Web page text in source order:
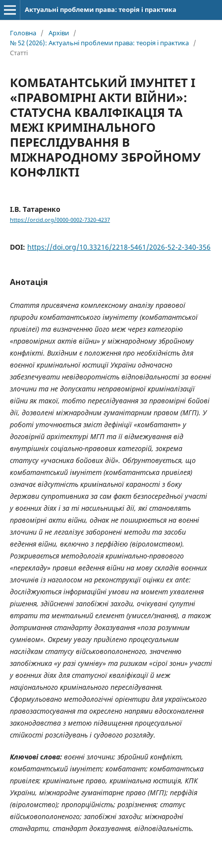
Актуальні проблеми права: теорія і практика
Головна / Архіви /
№ 52 (2026): Актуальні проблеми права: теорія і практика /
Статті
КОМБАТАНТСЬКИЙ ІМУНІТЕТ І
«ПРАВОМІРНІ АКТИ ВІЙНИ»:
СТАТУСНА КВАЛІФІКАЦІЯ ТА
МЕЖІ КРИМІНАЛЬНОГО
ПЕРЕСЛІДУВАННЯ В
МІЖНАРОДНОМУ ЗБРОЙНОМУ
КОНФЛІКТІ
І.В. Татаренко
https://orcid.org/0000-0002-7320-4237
DOI: https://doi.org/10.33216/2218-5461/2026-52-2-340-356
Анотація
Стаття присвячена комплексному аналізу правової
природи комбатантського імунітету (комбатантської
привілеї) та визначенню його меж через категорію
«правомірних актів війни» у міжнародному збройному
конфлікті. Вихідним є положення про необхідність для
воєнної кримінальної юстиції України одночасно
забезпечувати невідворотність відповідальності за воєнні
злочини та не допускати неправомірної криміналізації
війни як такої, тобто переслідування за правомірні бойові
дії, дозволені міжнародним гуманітарним правом (МГП). У
роботі уточнюється зміст дефініції «комбатант» у
договірній архітектурі МГП та її відмежування від
внутрішніх соціально-правових категорій, зокрема
статусу «учасника бойових дій». Обґрунтовується, що
комбатантський імунітет (комбатантська привілея)
означає відсутність кримінальної караності з боку
держави супротивника за сам факт безпосередньої участі
у воєнних діях і за ті насильницькі дії, які становлять
правомірні акти війни, однак не поширюється на воєнні
злочини й не легалізує заборонені методи та засоби
ведення війни, включно з перфідією (віроломством).
Розкривається методологія кримінально-правового
«перекладу» правил ведення війни на мову складів воєнних
злочинів із наголосом на реконструкції оцінки ex ante:
досліджуються інформаційні умови на момент ухвалення
рішення, здійсненні запобіжні заходи, очікувані супутні
втрати та ментальний елемент (умисел/знання), а також
дотримання стандарту доказування «поза розумним
сумнівом». Окрему увагу приділено процесуальним
наслідкам статусу військовополоненого, значенню
запобіжника «у разі сумніву» та ризикам «сірої зони» участі
у воєнних діях для статусної кваліфікації й меж
національного кримінального переслідування.
Сформульовано методологічні орієнтири для українського
правозастосування та окреслено напрями вдосконалення
законодавства з метою підвищення процесуальної
стійкості розслідувань і судового розгляду.
Ключові слова: воєнні злочини; збройний конфлікт,
комбатантський імунітет; комбатант; комбатантська
привілея; кримінальне право, кримінальна юстиція, КПК
України, міжнародне гуманітарне право (МГП); перфідія
(віроломство); пропорційність; розрізнення; статус
військовополоненого; запобіжні заходи; міжнародні
стандарти, стандарт доказування, відповідальність.